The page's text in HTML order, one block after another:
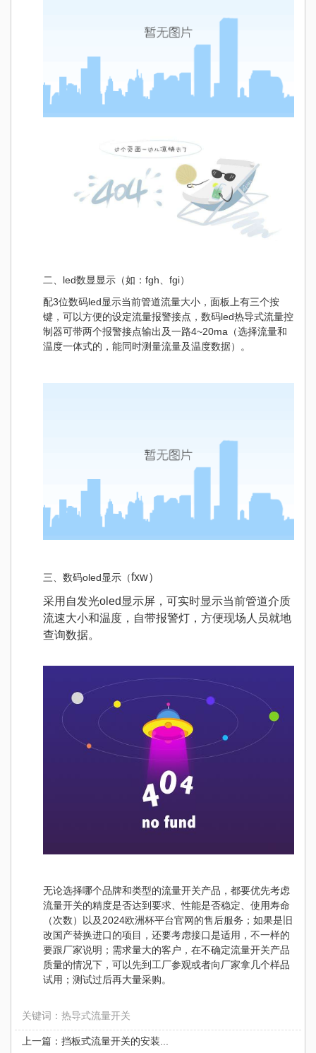
二、led数显显示（如：fgh、fgi）
配3位数码led显示当前管道流量大小，面板上有三个按
键，可以方便的设定流量报警接点，数码led热导式流量控
制器可带两个报警接点输出及一路4~20ma（选择流量和
温度一体式的，能同时测量流量及温度数据）。
三、数码oled显示（fxw）
采用自发光oled显示屏，可实时显示当前管道介质
流速大小和温度，自带报警灯，方便现场人员就地
查询数据。
无论选择哪个品牌和类型的流量开关产品，都要优先考虑
流量开关的精度是否达到要求、性能是否稳定、使用寿命
（次数）以及2024欧洲杯平台官网的售后服务；如果是旧
改国产替换进口的项目，还要考虑接口是适用，不一样的
要跟厂家说明；需求量大的客户，在不确定流量开关产品
质量的情况下，可以先到工厂参观或者向厂家拿几个样品
试用；测试过后再大量采购。
关键词：热导式流量开关
上一篇：挡板式流量开关的安装...